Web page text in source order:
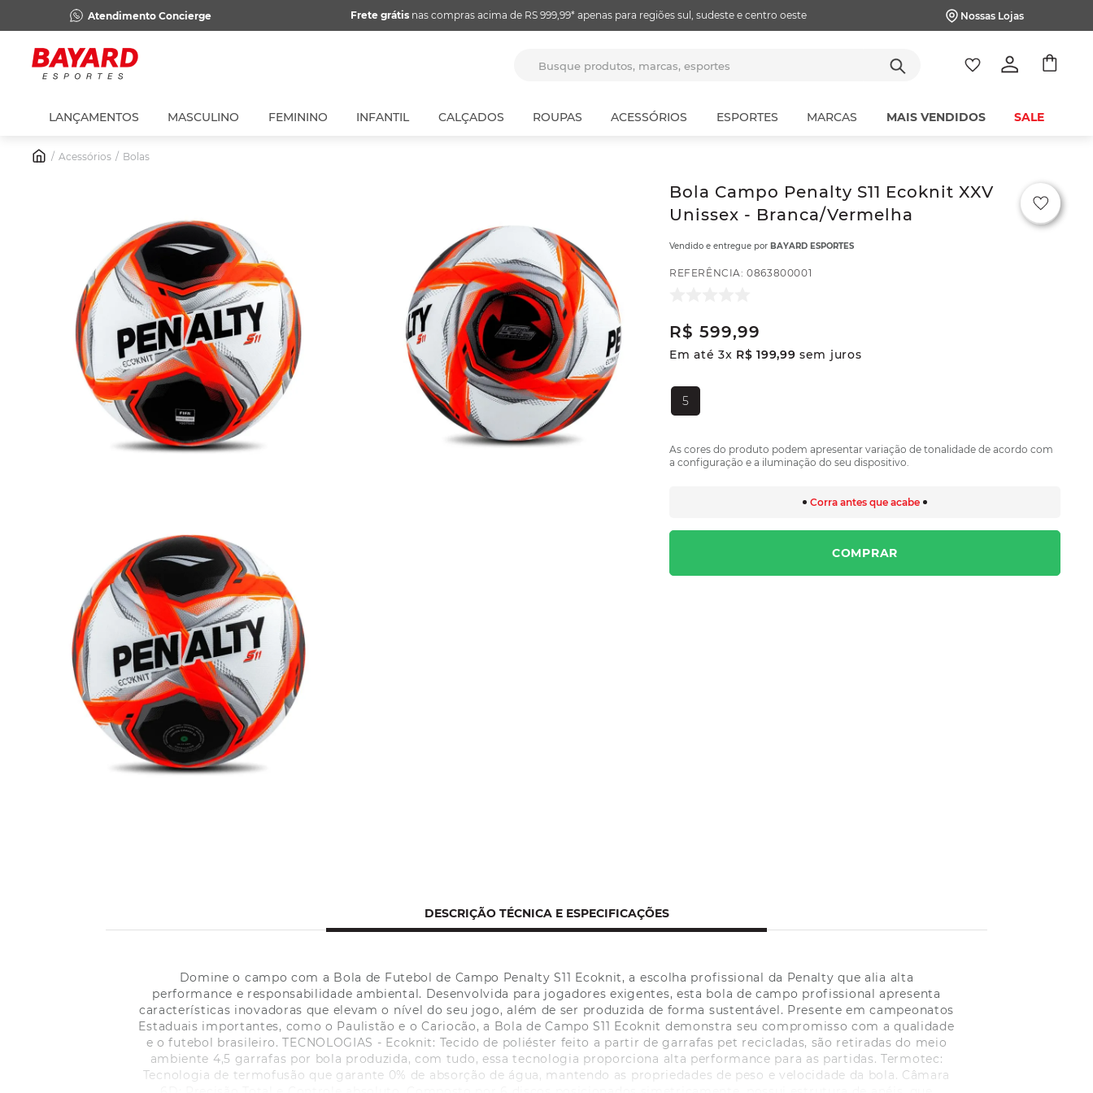
Atendimento Concierge Frete grátisnas compras acima de RS 999,99* apenas para regiões sul, sudeste e centro oeste Nossas Lojas
LANÇAMENTOS MASCULINO FEMININO INFANTIL CALÇADOS ROUPAS ACESSÓRIOS ESPORTES MARCAS MAIS VENDIDOS SALE
Acessórios Bolas
Bola Campo Penalty S11 Ecoknit XXV
Unissex - Branca/Vermelha
Vendido e entregue por BAYARD ESPORTES
REFERÊNCIA:0863800001
R$ 599,99
Em até 3x R$ 199,99 sem juros
5
As cores do produto podem apresentar variação de tonalidade de acordo com
a configuração e a iluminação do seu dispositivo.
Corra antes que acabe
COMPRAR
DESCRIÇÃO TÉCNICA E ESPECIFICAÇÕES
Domine o campo com a Bola de Futebol de Campo Penalty S11 Ecoknit, a escolha profissional da Penalty que alia alta
performance e responsabilidade ambiental. Desenvolvida para jogadores exigentes, esta bola de campo profissional apresenta
características inovadoras que elevam o nível do seu jogo, além de ser produzida de forma sustentável. Presente em campeonatos
Estaduais importantes, como o Paulistão e o Cariocão, a Bola de Campo S11 Ecoknit demonstra seu compromisso com a qualidade
e o futebol brasileiro. TECNOLOGIAS - Ecoknit: Tecido de poliéster feito a partir de garrafas pet recicladas, são retiradas do meio
ambiente 4,5 garrafas por bola produzida, com tudo, essa tecnologia proporciona alta performance para as partidas. Termotec:
Tecnologia de termofusão que garante 0% de absorção de água, mantendo as propriedades de peso e velocidade da bola. Câmara